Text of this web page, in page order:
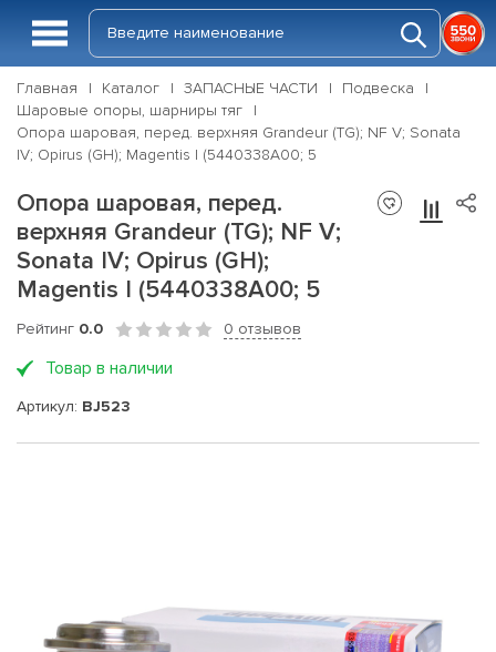
Главная Каталог ЗАПАСНЫЕ ЧАСТИ
Подвеска
Шаровые опоры, шарниры тяг
Опора шаровая, перед. верхняя Grandeur (TG); NF V; Sonata
IV; Opirus (GH); Magentis I (5440338A00; 5
Опора шаровая, перед.
верхняя Grandeur (TG); NF V;
Sonata IV; Opirus (GH);
Magentis I (5440338A00; 5
Рейтинг 0.0 0 отзывов
Товар в наличии
Артикул: BJ523